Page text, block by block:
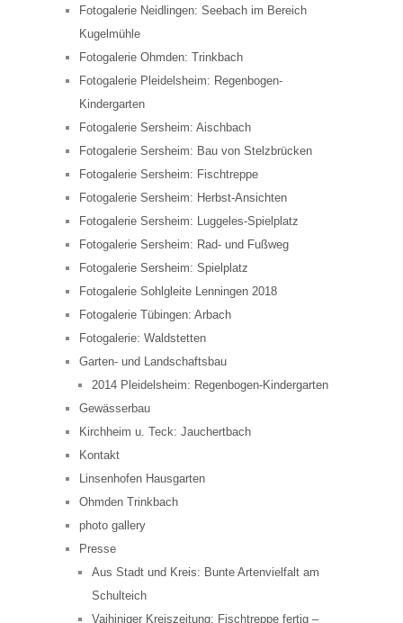
Fotogalerie Neidlingen: Seebach im Bereich
Kugelmühle
Fotogalerie Ohmden: Trinkbach
Fotogalerie Pleidelsheim: Regenbogen-
Kindergarten
Fotogalerie Sersheim: Aischbach
Fotogalerie Sersheim: Bau von Stelzbrücken
Fotogalerie Sersheim: Fischtreppe
Fotogalerie Sersheim: Herbst-Ansichten
Fotogalerie Sersheim: Luggeles-Spielplatz
Fotogalerie Sersheim: Rad- und Fußweg
Fotogalerie Sersheim: Spielplatz
Fotogalerie Sohlgleite Lenningen 2018
Fotogalerie Tübingen: Arbach
Fotogalerie: Waldstetten
Garten- und Landschaftsbau
2014 Pleidelsheim: Regenbogen-Kindergarten
Gewässerbau
Kirchheim u. Teck: Jauchertbach
Kontakt
Linsenhofen Hausgarten
Ohmden Trinkbach
photo gallery
Presse
Aus Stadt und Kreis: Bunte Artenvielfalt am
Schulteich
Vaihiniger Kreiszeitung: Fischtreppe fertig –